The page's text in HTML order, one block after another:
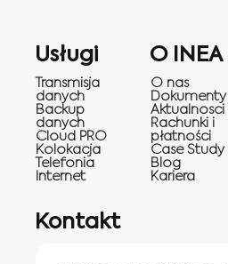
Usługi
Transmisja
danych
Backup
danych
Cloud PRO
Kolokacja
Telefonia
Internet
O INEA
O nas
Dokumenty
Aktualnosci
Rachunki i
płatności
Case Study
Blog
Kariera
Kontakt